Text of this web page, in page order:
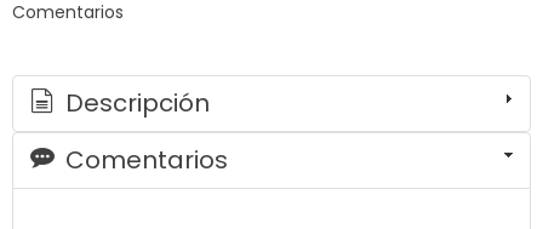
Comentarios
Descripción
Comentarios